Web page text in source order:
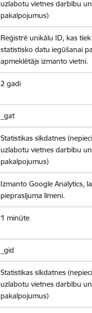
uzlabotu vietnes darbību un
pakalpojumus)
Reģistrē unikālu ID, kas
statistisko datu iegūšanai
apmeklētājs izmanto vietni.
2 gadi
_gat
Statistikas sīkdatnes
uzlabotu vietnes darbību un
pakalpojumus)
Izmanto Google Analytics,
pieprasījuma līmeni.
1 minūte
_gid
Statistikas sīkdatnes
uzlabotu vietnes darbību un
pakalpojumus)